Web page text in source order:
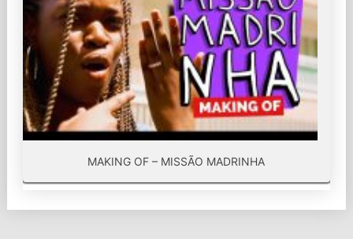
MAKING OF – MISSÃO MADRINHA